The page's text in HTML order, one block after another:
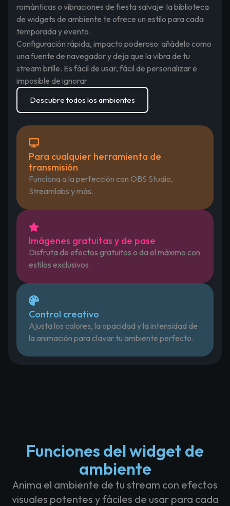
románticas o vibraciones de fiesta salvaje: la biblioteca
de widgets de ambiente te ofrece un estilo para cada
temporada y evento.
Configuración rápida, impacto poderoso: añádelo como
una fuente de navegador y deja que la vibra de tu
stream brille. Es fácil de usar, fácil de personalizar e
imposible de ignorar.
Descubre todos los ambientes
Para cualquier herramienta de
transmisión
Funciona a la perfección con OBS Studio,
Streamlabs y más.
Imágenes gratuitas y de pase
Disfruta de efectos gratuitos o da el máximo con
estilos exclusivos.
Control creativo
Ajusta los colores, la opacidad y la intensidad de
la animación para clavar tu ambiente perfecto.
Funciones del widget de
ambiente
Anima el ambiente de tu stream con efectos
visuales potentes y fáciles de usar para cada